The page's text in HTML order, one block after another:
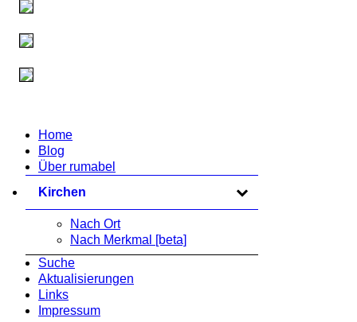
Home
Blog
Über rumabel
Kirchen zum Ausklappen anklicken
Nach Ort
Nach Merkmal [beta]
Suche
Aktualisierungen
Links
Impressum